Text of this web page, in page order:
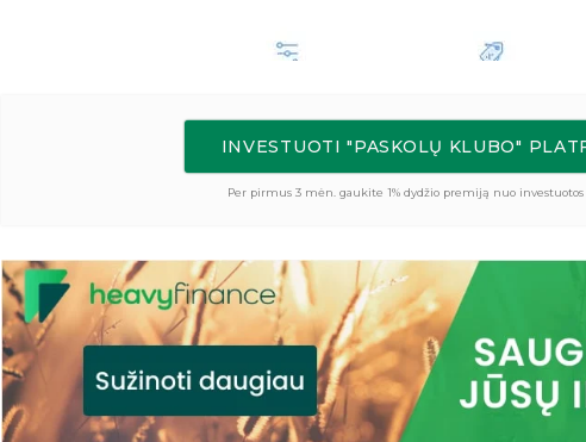
INVESTUOTI "PASKOLŲ KLUBO"
Per pirmus 3 mėn. gaukite 1% dydžio premiją nuo